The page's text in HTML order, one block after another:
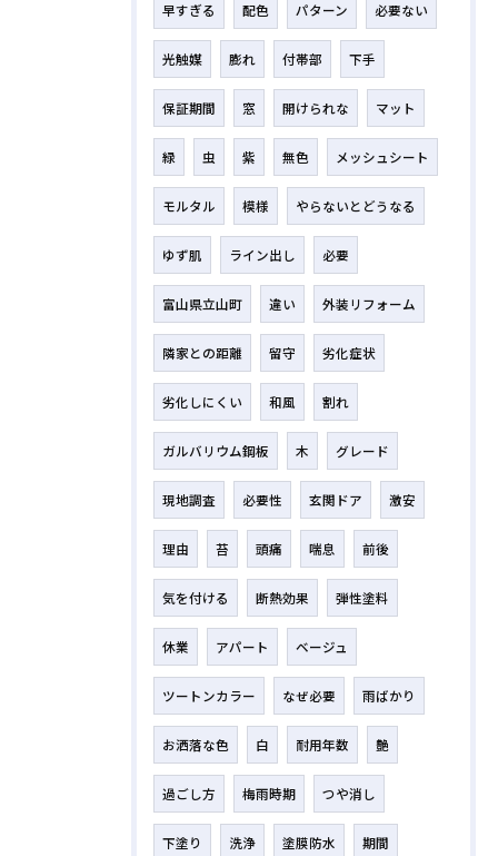
早すぎる 配色 パターン 必要ない
光触媒 膨れ 付帯部 下手
保証期間 窓 開けられな マット
緑 虫 紫 無色 メッシュシート
モルタル 模様 やらないとどうなる
ゆず肌 ライン出し 必要
富山県立山町 違い 外装リフォーム
隣家との距離 留守 劣化症状
劣化しにくい 和風 割れ
ガルバリウム鋼板 木 グレード
現地調査 必要性 玄関ドア 激安
理由 苔 頭痛 喘息 前後
気を付ける 断熱効果 弾性塗料
休業 アパート ベージュ
ツートンカラー なぜ必要 雨ばかり
お洒落な色 白 耐用年数 艶
過ごし方 梅雨時期 つや消し
下塗り 洗浄 塗膜防水 期間